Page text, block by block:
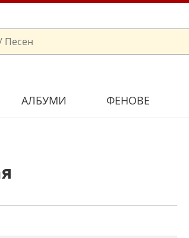
АЛБУМИ ФЕНОВЕ